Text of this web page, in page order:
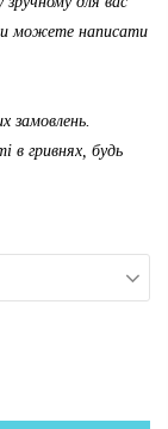
можете написати
замовлень.
в гривнях, будь